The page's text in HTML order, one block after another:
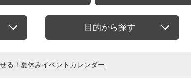
目的から探す
る！夏休みイベントカレンダー